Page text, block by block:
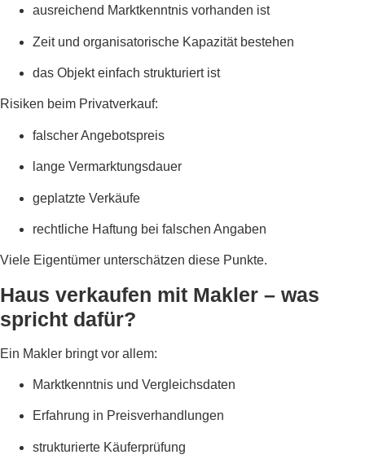
ausreichend Marktkenntnis vorhanden ist
Zeit und organisatorische Kapazität bestehen
das Objekt einfach strukturiert ist
Risiken beim Privatverkauf:
falscher Angebotspreis
lange Vermarktungsdauer
geplatzte Verkäufe
rechtliche Haftung bei falschen Angaben
Viele Eigentümer unterschätzen diese Punkte.
Haus verkaufen mit Makler – was
spricht dafür?
Ein Makler bringt vor allem:
Marktkenntnis und Vergleichsdaten
Erfahrung in Preisverhandlungen
strukturierte Käuferprüfung